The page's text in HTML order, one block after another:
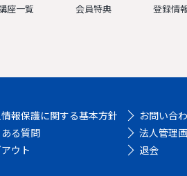
座一覧 会員特典 登録情
報保護に関する基本方針
る質問
ウト
お問い合
法人管理
退会